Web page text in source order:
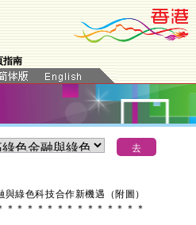
指南
綠色科技合作新機遇（附圖）
＊ ＊ ＊ ＊ ＊ ＊ ＊ ＊ ＊ ＊ ＊ ＊ ＊ ＊